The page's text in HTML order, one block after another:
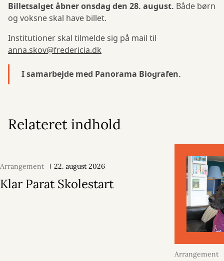
Billetsalget åbner onsdag den 28. august. Både børn
og voksne skal have billet.
Institutioner skal tilmelde sig på mail til
anna.skov@fredericia.dk
I samarbejde med Panorama Biografen.
Relateret indhold
Arrangement 22. august 2026
Klar Parat Skolestart
Arrangement